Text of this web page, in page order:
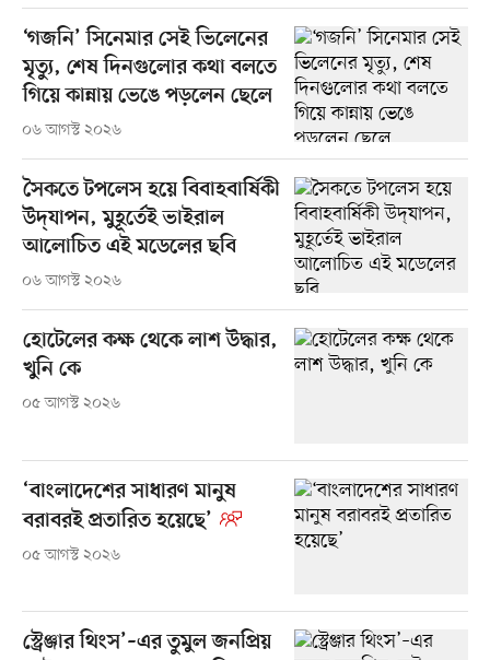
‘গজনি’ সিনেমার সেই ভিলেনের
মৃত্যু, শেষ দিনগুলোর কথা বলতে
গিয়ে কান্নায় ভেঙে পড়লেন ছেলে
০৬ আগস্ট ২০২৬
সৈকতে টপলেস হয়ে বিবাহবার্ষিকী
উদ্‌যাপন, মুহূর্তেই ভাইরাল
আলোচিত এই মডেলের ছবি
০৬ আগস্ট ২০২৬
হোটেলের কক্ষ থেকে লাশ উদ্ধার,
খুনি কে
০৫ আগস্ট ২০২৬
‘বাংলাদেশের সাধারণ মানুষ
বরাবরই প্রতারিত হয়েছে’
০৫ আগস্ট ২০২৬
স্ট্রেঞ্জার থিংস’–এর তুমুল জনপ্রিয়